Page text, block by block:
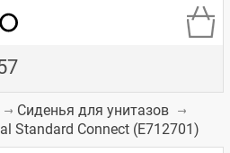
Сиденья для унитазов
Standard Connect (E712701)